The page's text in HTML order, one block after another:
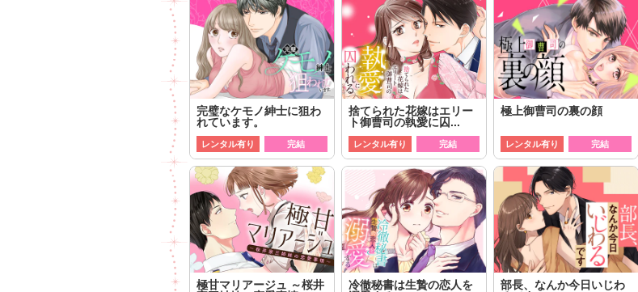
完璧なケモノ紳士に狙わ
れています。
レンタル有り 完結
捨てられた花嫁はエリー
ト御曹司の執愛に囚...
レンタル有り 完結
極上御曹司の裏の顔
レンタル有り 完結
極甘マリアージュ ～桜井
冷徹秘書は生贄の恋人を
部長、なんか今日いじわ